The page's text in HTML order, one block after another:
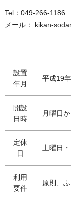
Tel：049-266-1186
メール： kikan-
設置
年月
平成19
開設
日時
月曜日
定休
日
土曜日
利用
要件
原則、